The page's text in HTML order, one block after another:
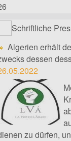
Schriftliche
Algerien erhält
dessen
zu dürfen,